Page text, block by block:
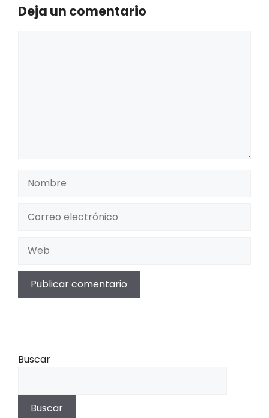
Deja un comentario
Nombre
electrónico
Buscar
Buscar